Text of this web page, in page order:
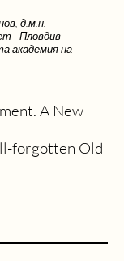
д.м.н.
- Пловдив
академия на
A New
forgotten Old